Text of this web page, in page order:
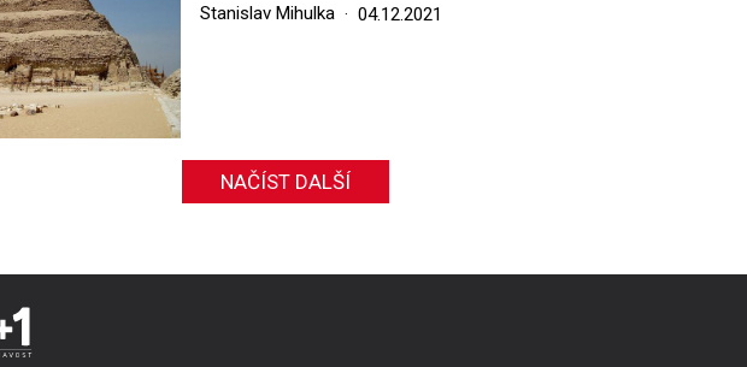
Stanislav Mihulka 04.12.2021
NAČÍST DALŠÍ